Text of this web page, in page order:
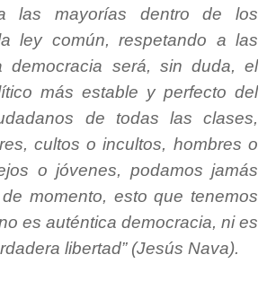
las mayorías dentro de los
ley común, respetando a las
democracia será, sin duda, el
más estable y perfecto del
de todas las clases,
cultos o incultos, hombres o
o jóvenes, podamos jamás
de momento, esto que tenemos
es auténtica democracia, ni es
libertad” (Jesús Nava).